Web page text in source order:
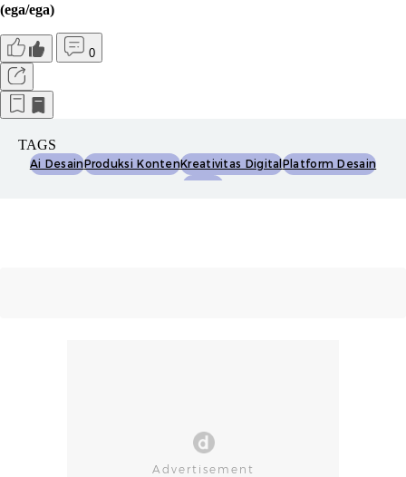
(ega/ega)
0
TAGS
Ai DesainProduksi KontenKreativitas DigitalPlatform Desain